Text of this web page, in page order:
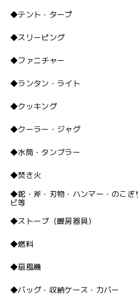
◆テント・タープ
◆スリーピング
◆ファニチャー
◆ランタン・ライト
◆クッキング
◆クーラー・ジャグ
◆水筒・タンブラー
◆焚き火
◆鉈・斧・刃物・ハンマー・のこぎ
ビ等
◆ストーブ（暖房器具）
◆燃料
◆扇風機
◆バッグ・収納ケース・カバー